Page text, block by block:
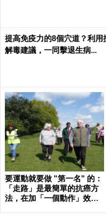
提高免疫力的8個穴道？利用
解毒建議，一同擊退生病...
要運動就要做 "第一名" 的：
「走路」是最簡單的抗癌方
法，在加「一個動作」效果